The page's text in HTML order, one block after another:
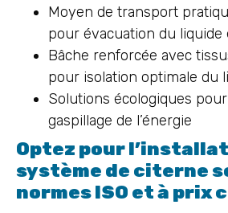
Moyen de transport
pour évacuation du
Bâche renforcée avec
pour isolation optimale du
Solutions écologiques
gaspillage de l’énergie
Optez pour
système de citerne
normes ISO et à prix